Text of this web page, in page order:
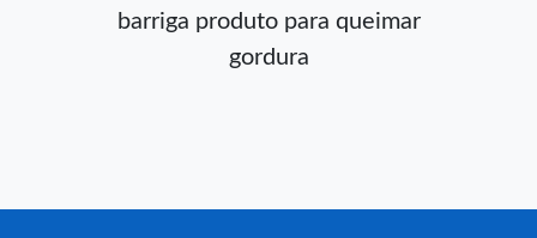
barriga produto para queimar
gordura